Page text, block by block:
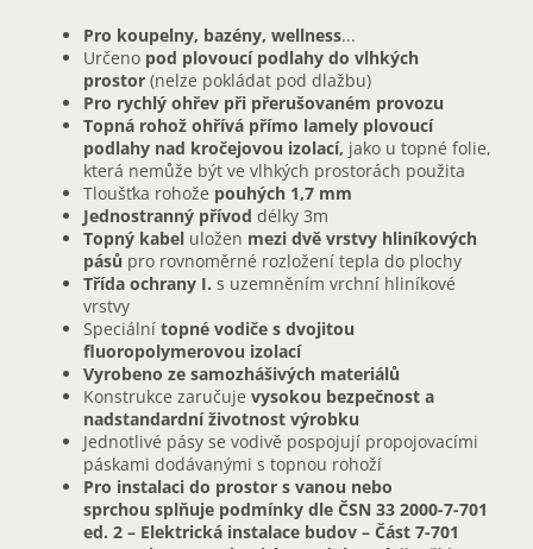
Pro koupelny, bazény, wellness...
Určeno pod plovoucí podlahy do vlhkých
prostor (nelze pokládat pod dlažbu)
Pro rychlý ohřev při přerušovaném provozu
Topná rohož ohřívá přímo lamely plovoucí
podlahy nad kročejovou izolací, jako u topné folie,
která nemůže být ve vlhkých prostorách použita
Tloušťka rohože pouhých 1,7 mm
Jednostranný přívod délky 3m
Topný kabel uložen mezi dvě vrstvy hliníkových
pásů pro rovnoměrné rozložení tepla do plochy
Třída ochrany I. s uzemněním vrchní hliníkové
vrstvy
Speciální topné vodiče s dvojitou
fluoropolymerovou izolací
Vyrobeno ze samozhášivých materiálů
Konstrukce zaručuje vysokou bezpečnost a
nadstandardní životnost výrobku
Jednotlivé pásy se vodivě pospojují propojovacími
páskami dodávanými s topnou rohoží
Pro instalaci do prostor s vanou nebo
sprchou splňuje podmínky dle ČSN 33 2000-7-701
ed. 2 – Elektrická instalace budov – Část 7-701